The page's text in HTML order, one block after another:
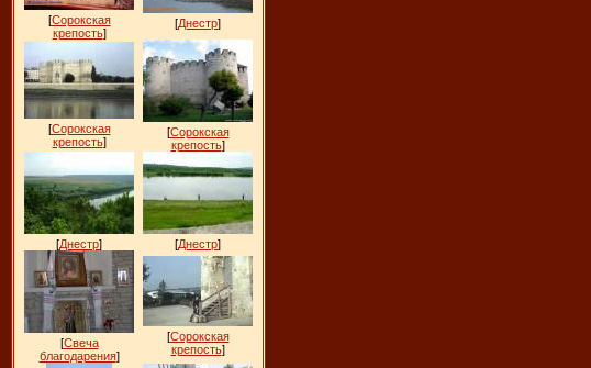
[Сорокская
крепость]
[Днестр]
[Сорокская
крепость]
[Сорокская
крепость]
[Днестр] [Днестр]
[Свеча
благодарения]
[Сорокская
крепость]